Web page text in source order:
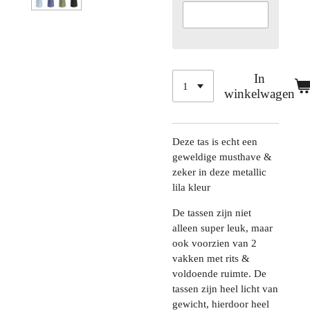
In
winkelwagen
Deze tas is echt een
geweldige musthave &
zeker in deze metallic
lila kleur
De tassen zijn niet
alleen super leuk, maar
ook voorzien van 2
vakken met rits &
voldoende ruimte. De
tassen zijn heel licht van
gewicht, hierdoor heel